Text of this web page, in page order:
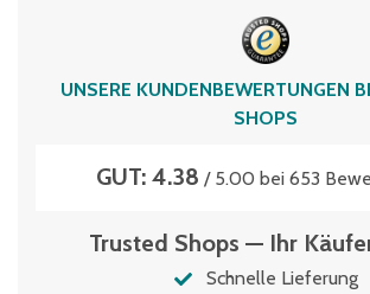
UNSERE KUNDENBEWERTUNGEN
SHOPS
GUT: 4.38 / 5.00 bei 653
Trusted Shops — Ihr
Schnelle Lieferung